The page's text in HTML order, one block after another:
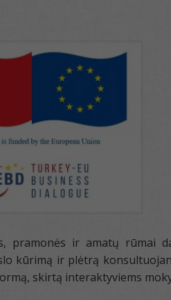
pramonės ir amatų rūmai
kūrimą ir plėtrą
skirtą interaktyviems